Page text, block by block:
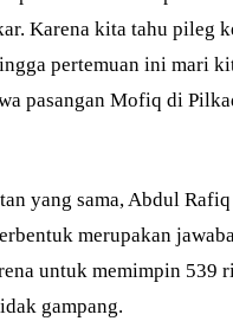
Karena kita tahu pileg
pertemuan ini mari
pasangan Mofiq di
yang sama, Abdul
merupakan
untuk memimpin 539
gampang.